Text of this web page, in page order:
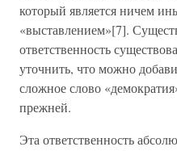
который является ничем
«выставлением»[7].
ответственность
уточнить, что можно
сложное слово
прежней.
Эта ответственность